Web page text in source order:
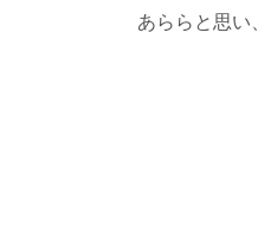
あららと思い